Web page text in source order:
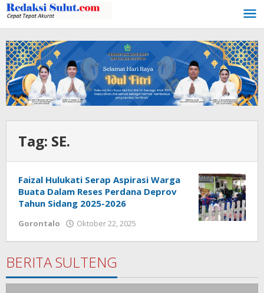
Lewati
ke
konten
Tag: SE.
Faizal Hulukati Serap Aspirasi Warga
Buata Dalam Reses Perdana Deprov
Tahun Sidang 2025-2026
Gorontalo Oktober 22, 2025
BERITA SULTENG